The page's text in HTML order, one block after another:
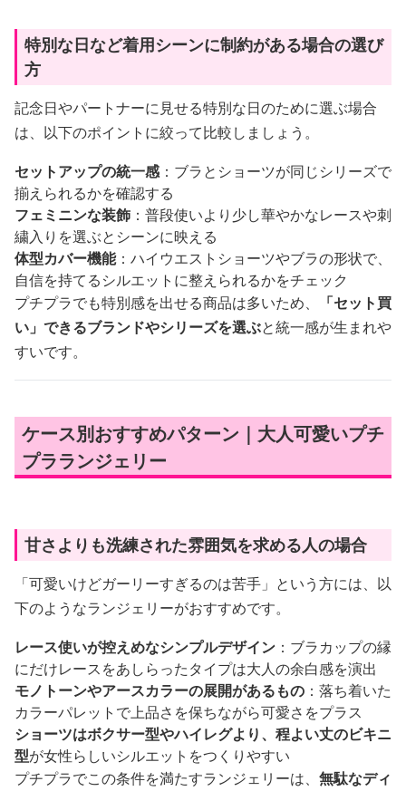
特別な日など着用シーンに制約がある場合の選び
方
記念日やパートナーに見せる特別な日のために選ぶ場合
は、以下のポイントに絞って比較しましょう。
セットアップの統一感：ブラとショーツが同じシリーズで
揃えられるかを確認する
フェミニンな装飾 ：普段使いより少し華やかなレースや刺
繍入りを選ぶとシーンに映える
体型カバー機能：ハイウエストショーツやブラの形状で、
自信を持てるシルエットに整えられるかをチェック
プチプラでも特別感を出せる商品は多いため、
「セット買
い」できるブランドやシリーズを選ぶと統一感が生まれや
すいです。
ケース別おすすめパターン｜大人可愛いプチ
プラランジェリー
甘さよりも洗練された雰囲気を求める人の場合
「可愛いけどガーリーすぎるのは苦手」という方には、以
下のようなランジェリーがおすすめです。
レース使いが控えめなシンプルデザイン ：ブラカップの縁
にだけレースをあしらったタイプは大人の余白感を演出
モノトーンやアースカラーの展開があるもの ：落ち着いた
カラーパレットで上品さを保ちながら可愛さをプラス
ショーツはボクサー型やハイレグより、程よい丈のビキニ
型が女性らしいシルエットをつくりやすい
プチプラでこの条件を満たすランジェリーは、 無駄なディ